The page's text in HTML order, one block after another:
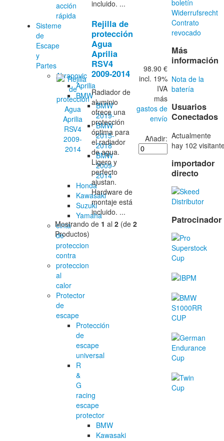
acción
rápida
Sisteme
de
Escape
y
Partes
Akrapovic
Aprilia
BMW
BMW
2019-
BMW
2015-
2018
BMW
2009-
2014
Honda
Kawasaki
Suzuki
Yamaha
cinta
de
proteccion
contra
proteccion
al
calor
Protector
de
escape
Protección
de
escape
universal
R
&
G
racing
escape
protector
BMW
Kawasaki
incluido. ...
Rejilla de
protección
Agua
Aprilia
RSV4
2009-2014
Radiador de
aluminio
ofrece una
protección
óptima para
el radiador
de agua.
Ligero y
perfecto
ajustan.
Hardware de
montaje está
incluido. ...
98.90 €
incl. 19%
IVA
más
gastos de
envío
Añadir:
Mostrando de 1 al 2(de 2
Productos)
boletín
Widerrufsrecht
Contrato
revocado
Más
información
Nota de la
batería
Usuarios
Conectados
Actualmente
hay 102
importador
directo
Patrocinador